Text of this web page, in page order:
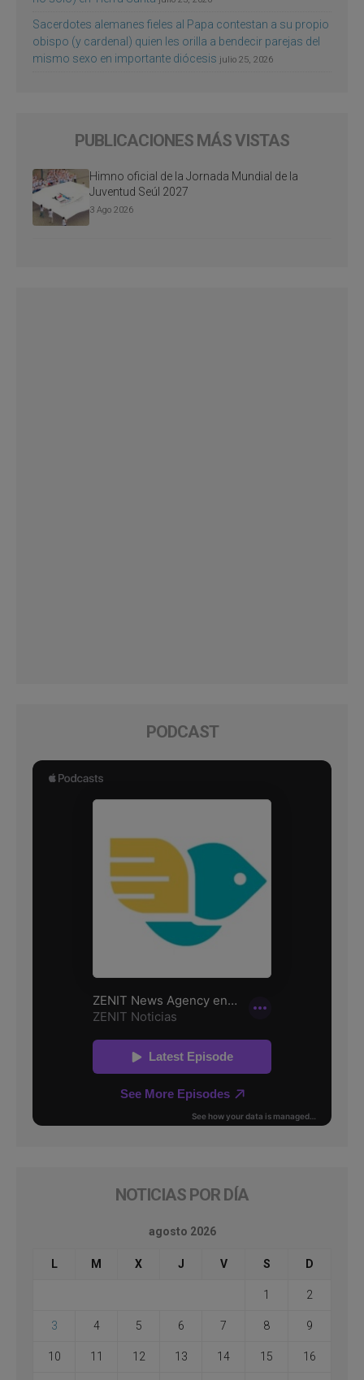
Sacerdotes alemanes fieles al Papa contestan a su propio
obispo (y cardenal) quien les orilla a bendecir parejas del
mismo sexo en importante diócesis julio 25, 2026
PUBLICACIONES MÁS VISTAS
Himno oficial de la Jornada Mundial de la
Juventud Seúl 2027
3 Ago 2026
PODCAST
NOTICIAS POR DÍA
agosto 2026
L M X J V S D
1 2
3 4 5 6 7 8 9
10 11 12 13 14 15 16